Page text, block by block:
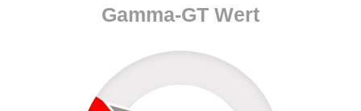
Gamma-GT Wert